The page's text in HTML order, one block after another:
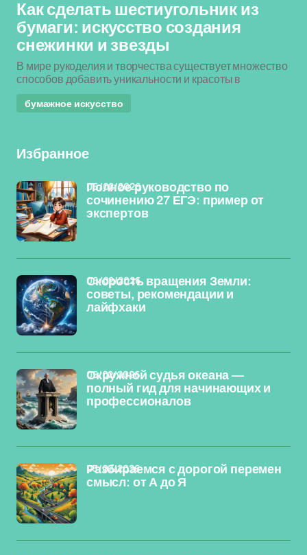
Как сделать шестиугольник из
бумаги: искусство создания
снежинки и звезды
В мире рукоделия и творчества существует множество
способов добавить уникальности и красоты в
бумажное искусство
Избранное
Полное руководство по
сочинению 27 ЕГЭ: пример от
экспертов
06/02/2026
Скорость вращения Земли:
советы, рекомендации и
лайфхаки
06/02/2026
Окружной судья океана —
полный гид для начинающих и
профессионалов
05/02/2026
Разбираемся с дорогой перемен
смысл: от А до Я
03/02/2026